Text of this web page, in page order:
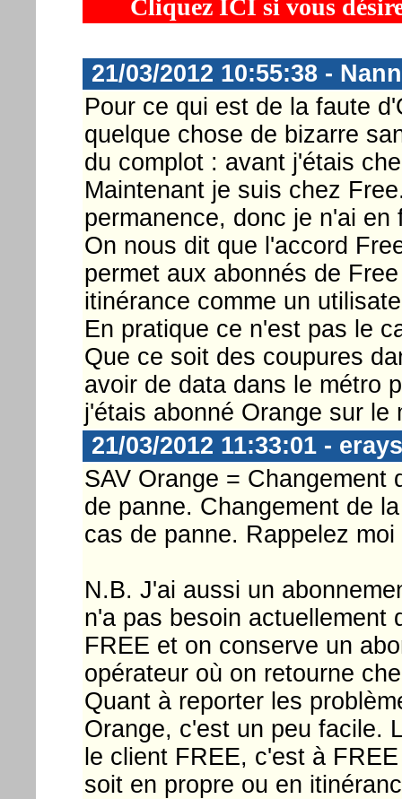
Cliquez ICI si vous
21/03/2012 10:55:38 -
Pour ce qui est de la faute
quelque chose de bizarre
du complot : avant j'étais
Maintenant je suis chez
permanence, donc je n'ai
On nous dit que l'accord
permet aux abonnés de
itinérance comme un
En pratique ce n'est pas le
Que ce soit des coupures
avoir de data dans le métro
j'étais abonné Orange sur le
21/03/2012 11:33:01 - erays
SAV Orange = Changement
de panne. Changement de
cas de panne. Rappelez
N.B. J'ai aussi un
n'a pas besoin actuellement
FREE et on conserve un
opérateur où on retourne
Quant à reporter les
Orange, c'est un peu facile.
le client FREE, c'est à
soit en propre ou en